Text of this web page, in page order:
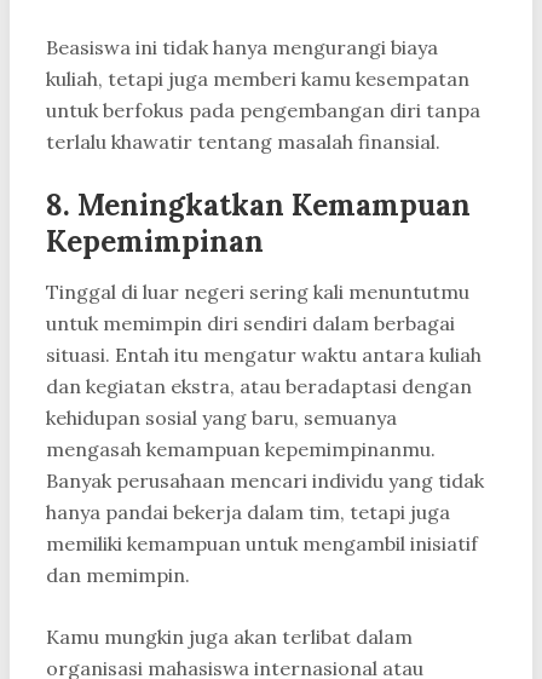
Beasiswa ini tidak hanya mengurangi biaya
kuliah, tetapi juga memberi kamu kesempatan
untuk berfokus pada pengembangan diri tanpa
terlalu khawatir tentang masalah finansial.
8. Meningkatkan Kemampuan
Kepemimpinan
Tinggal di luar negeri sering kali menuntutmu
untuk memimpin diri sendiri dalam berbagai
situasi. Entah itu mengatur waktu antara kuliah
dan kegiatan ekstra, atau beradaptasi dengan
kehidupan sosial yang baru, semuanya
mengasah kemampuan kepemimpinanmu.
Banyak perusahaan mencari individu yang tidak
hanya pandai bekerja dalam tim, tetapi juga
memiliki kemampuan untuk mengambil inisiatif
dan memimpin.
Kamu mungkin juga akan terlibat dalam
organisasi mahasiswa internasional atau